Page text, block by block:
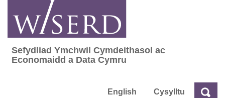
content
Sefydliad Ymchwil Cymdeithasol ac
Sefydliad Ymchwil Cymdeithasol ac
Economaidd a Data Cymru
English Cysylltu Chwilio